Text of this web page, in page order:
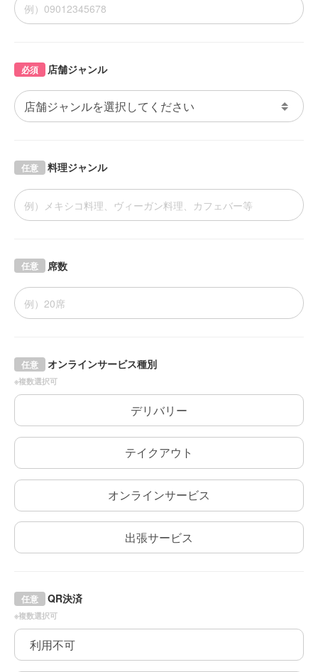
店舗ジャンル
必須
料理ジャンル
任意
席数
任意
オンラインサービス種別
任意
※複数選択可
デリバリー
テイクアウト
オンラインサービス
出張サービス
QR決済
任意
※複数選択可
利用不可